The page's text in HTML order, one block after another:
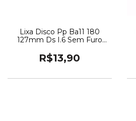
Lixa Disco Pp Ba11 180
127mm Ds I.6 Sem Furo
R$13,90